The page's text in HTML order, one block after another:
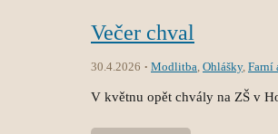
Večer chval
30.4.2026 Modlitba, Ohlášky, Farní
V květnu opět chvály na ZŠ v